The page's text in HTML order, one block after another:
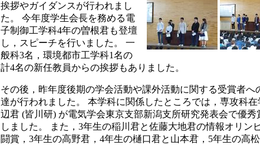
挨拶やガイダンスが行われまし
た。 今年度学生会長を務める電
子制御工学科4年の曽根君も登壇
し，スピーチを行いました。 一
般科3名，環境都市工学科1名の
計4名の新任教員からの挨拶もありました。
その後，昨年度後期の学会活動や課外活動に関する受賞者へ
達が行われました。 本学科に関係したところでは，専攻科在
辺君 (皆川研) が電気学会東京支部新潟支所研究発表会で優秀
しました。 また，3年生の稲川君と佐藤大地君の情報オリン
闘賞，3年生の高野君，4年生の樋口君と山本君，5年生の高